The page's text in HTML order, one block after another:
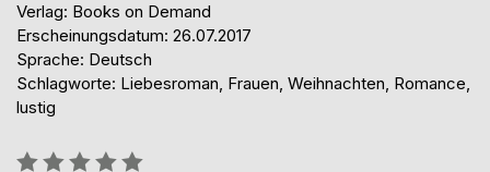
Verlag: Books on Demand
Erscheinungsdatum: 26.07.2017
Sprache: Deutsch
Schlagworte: Liebesroman, Frauen, Weihnachten, Romance,
lustig
Bewertung::